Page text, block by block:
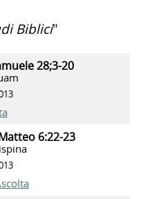
Biblici"
28;3-20
6:22-23